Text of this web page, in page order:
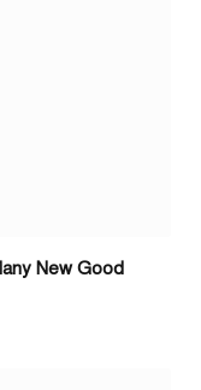
New Good